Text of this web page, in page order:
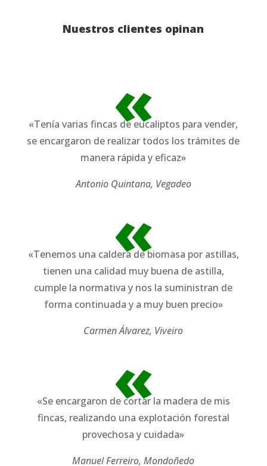
Nuestros clientes opinan
«
«Tenía varias fincas de eucaliptos para vender,
se encargaron de realizar todos los trámites de
manera rápida y eficaz»
Antonio Quintana, Vegadeo
«
«Tenemos una caldera de biomasa por astillas,
tienen una calidad muy buena de astilla,
cumple la normativa y nos la suministran de
forma continuada y a muy buen precio»
Carmen Álvarez, Viveiro
«
«Se encargaron de cortar la madera de mis
fincas, realizando una explotación forestal
provechosa y cuidada»
Manuel Ferreiro, Mondoñedo